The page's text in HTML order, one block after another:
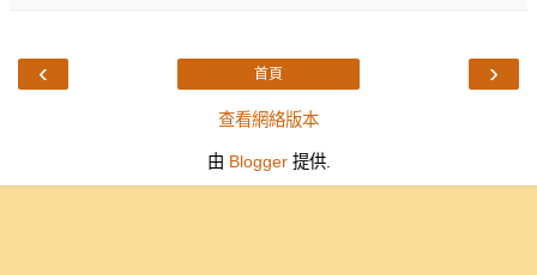
‹ ›
首頁
查看網絡版本
由 Blogger提供.